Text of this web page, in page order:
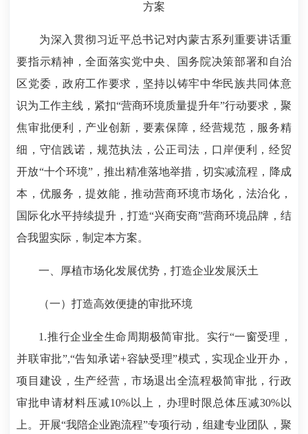
方案
为深入贯彻习近平总书记对内蒙古系列重要讲话重
要指示精神，全面落实党中央、国务院决策部署和自治
区党委，政府工作要求，坚持以铸牢中华民族共同体意
识为工作主线，紧扣“营商环境质量提升年”行动要求，聚
焦审批便利，产业创新，要素保障，经营规范，服务精
细，守信践诺，规范执法，公正司法，口岸便利，经贸
开放“十个环境”，推出精准落地举措，切实减流程，降成
本，优服务，提效能，推动营商环境市场化，法治化，
国际化水平持续提升，打造“兴商安商”营商环境品牌，结
合我盟实际，制定本方案。
一、厚植市场化发展优势，打造企业发展沃土
（一）打造高效便捷的审批环境
1.推行企业全生命周期极简审批。实行“一窗受理，
并联审批”,“告知承诺+容缺受理”模式，实现企业开办，
项目建设，生产经营，市场退出全流程极简审批，行政
审批申请材料压减10%以上，办理时限总体压减30%以
上。开展“我陪企业跑流程”专项行动，组建专业团队，聚